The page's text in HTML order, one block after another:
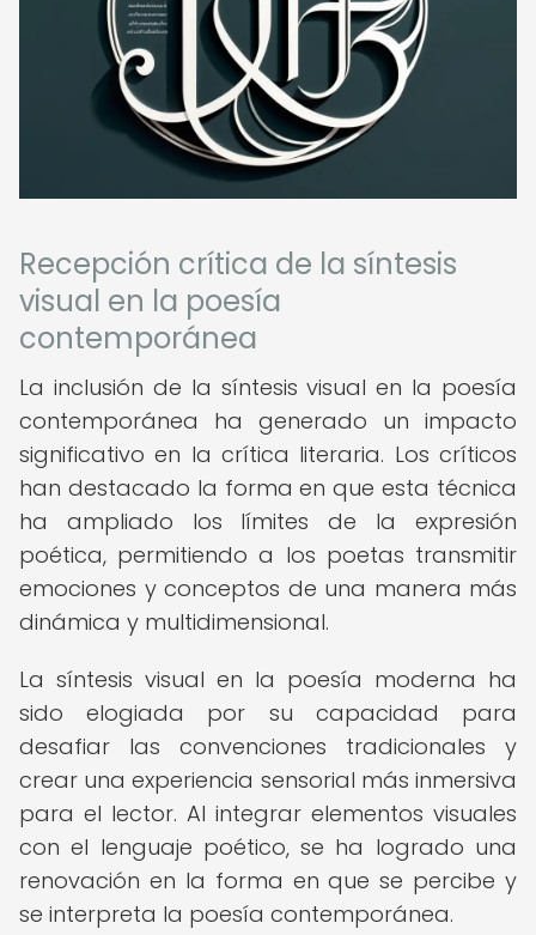
Recepción crítica de la síntesis
visual en la poesía
contemporánea
La inclusión de la síntesis visual en la poesía
contemporánea ha generado un impacto
significativo en la crítica literaria. Los críticos
han destacado la forma en que esta técnica
ha ampliado los límites de la expresión
poética, permitiendo a los poetas transmitir
emociones y conceptos de una manera más
dinámica y multidimensional.
La síntesis visual en la poesía moderna ha
sido elogiada por su capacidad para
desafiar las convenciones tradicionales y
crear una experiencia sensorial más inmersiva
para el lector. Al integrar elementos visuales
con el lenguaje poético, se ha logrado una
renovación en la forma en que se percibe y
se interpreta la poesía contemporánea.